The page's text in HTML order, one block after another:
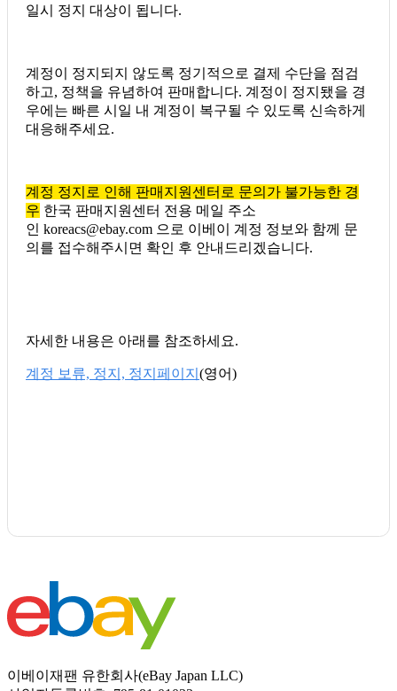
일시 정지 대상이 됩니다.
계정이 정지되지 않도록 정기적으로 결제 수단을 점검
하고, 정책을 유념하여 판매합니다. 계정이 정지됐을 경
우에는 빠른 시일 내 계정이 복구될 수 있도록 신속하게
대응해주세요.
계정 정지로 인해 판매지원센터로 문의가 불가능한 경
우 한국 판매지원센터 전용 메일 주소
인 koreacs@ebay.com 으로 이베이 계정 정보와 함께 문
의를 접수해주시면 확인 후 안내드리겠습니다.
자세한 내용은 아래를 참조하세요.
계정 보류, 정지, 정지페이지 (영어)
이베이재팬 유한회사(eBay Japan LLC)